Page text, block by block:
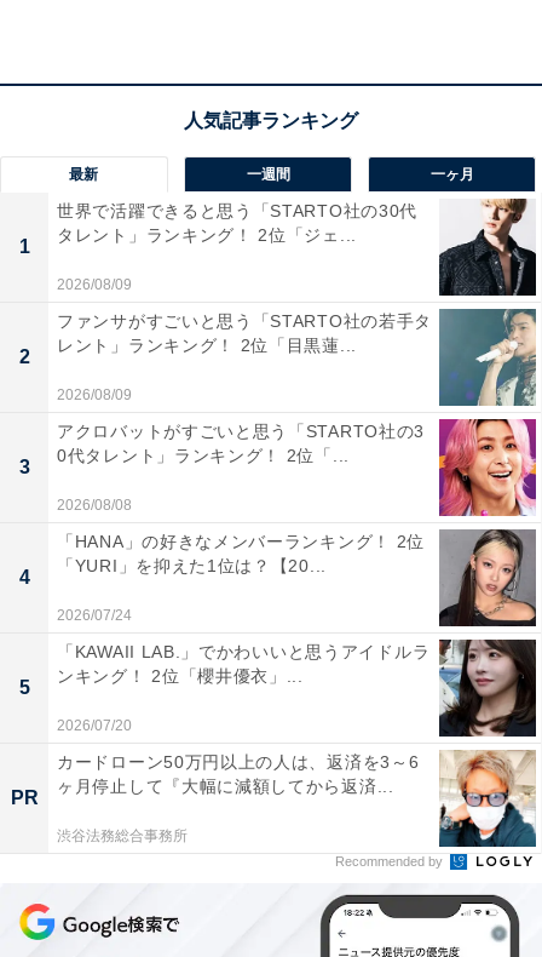
す。
回答者のコメントを見ると「金沢＝閑静で豪華なイメー
ジがあります」（30代女性／福岡県）、「『金』の字が
入っているから」（20代男性／兵庫県）、「加賀百万石
という言葉もあるし、栄えている街のイメージがあるか
ら」（30代女性／福岡県）といった声がありました。
※回答者のコメントは原文ママです
次ページ
7位までの全ランキング結果を見
最新 一週間 一ヶ月
1
世界で活躍できると思う「STARTO社の30代
タレント」ランキング！ 2位「ジェ...
2026/08/09
2
ファンサがすごいと思う「STARTO社の若手タ
レント」ランキング！ 2位「目黒蓮...
2026/08/09
3
アクロバットがすごいと思う「STARTO社の3
0代タレント」ランキング！ 2位「...
2026/08/08
4
「HANA」の好きなメンバーランキング！ 2位
「YURI」を抑えた1位は？【20...
2026/07/24
5
「KAWAII LAB.」でかわいいと思うアイドルラ
ンキング！ 2位「櫻井優衣」...
2026/07/20
PR
カードローン50万円以上の人は、返済を3～6
ヶ月停止して『大幅に減額してから返済...
渋谷法務総合事務所
Recommended by